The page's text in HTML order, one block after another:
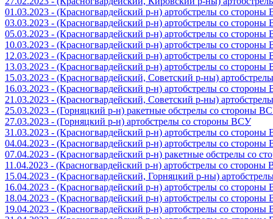
01.03.2023 - (Красногвардейский р-н) артобстрелы со
03.03.2023 - (Красногвардейский р-н) артобстрелы со
05.03.2023 - (Красногвардейский р-н) артобстрелы со
10.03.2023 - (Красногвардейский р-н) артобстрелы со
12.03.2023 - (Красногвардейский р-н) артобстрелы со
13.03.2023 - (Красногвардейский р-н) артобстрелы со
15.03.2023 - (Красногвардейский, Советский р-ны)
16.03.2023 - (Красногвардейский р-н) артобстрелы со
21.03.2023 - (Красногвардейский, Советский р-ны)
25.03.2023 - (Горняцкий р-н) ракетные обстрелы со стороны
27.03.2023 - (Горняцкий р-н) артобстрелы со стороны ВСУ
31.03.2023 - (Красногвардейский р-н) артобстрелы со
04.04.2023 - (Красногвардейский р-н) артобстрелы со
07.04.2023 - (Красногвардейский р-н) ракетные обстрелы со
11.04.2023 - (Красногвардейский р-н) артобстрелы со стороны
15.04.2023 - (Красногвардейский, Горняцкий р-ны)
16.04.2023 - (Красногвардейский р-н) артобстрелы со
18.04.2023 - (Красногвардейский р-н) артобстрелы со
19.04.2023 - (Красногвардейский р-н) артобстрелы со